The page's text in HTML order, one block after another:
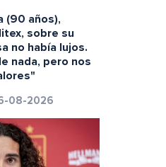
(90 años),
sobre su
no había lujos.
nada, pero nos
08-2026